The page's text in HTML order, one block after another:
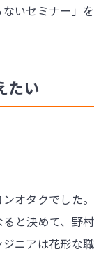
いセミナー」を
たい
オタクでした。
と決めて、野村
ニアは花形な職